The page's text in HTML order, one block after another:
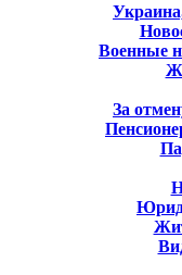
Военные
За